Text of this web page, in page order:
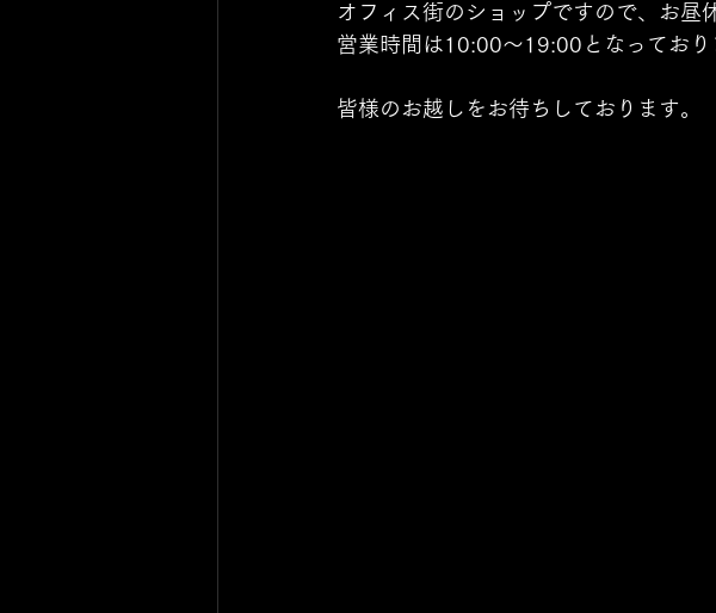
オフィス街のショップですので、お昼
営業時間は10:00〜19:00となっており
皆様のお越しをお待ちしております。